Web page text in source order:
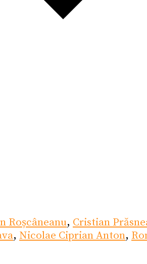
Roșcâneanu, Cristian
, Nicolae Ciprian Anton,